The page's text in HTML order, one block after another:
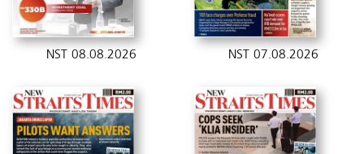
NST 08.08.2026 NST 07.08.2026